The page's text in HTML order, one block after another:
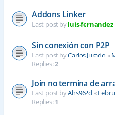
Addons Linker
Last post byluis-fernandez
Sin conexión con P2P
Last post byCarlos Jurado «
Replies:2
Join no termina de
Last post byAhs962d «
Replies:1